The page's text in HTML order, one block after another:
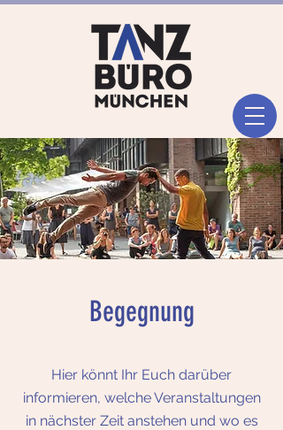
Begegnung
Hier könnt Ihr Euch darüber
informieren, welche Veranstaltungen
in nächster Zeit anstehen und wo es